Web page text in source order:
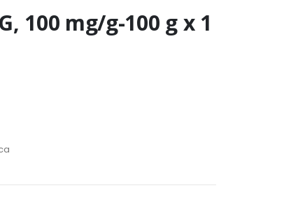
100 mg/g-100 g x 1